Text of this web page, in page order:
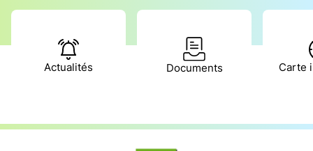
Actualités Documents Carte